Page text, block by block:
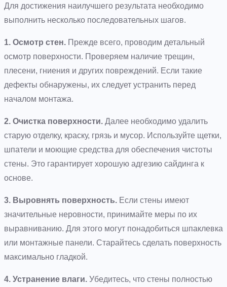
Для достижения наилучшего результата необходимо
выполнить несколько последовательных шагов.
1. Осмотр стен. Прежде всего, проводим детальный
осмотр поверхности. Проверяем наличие трещин,
плесени, гниения и других повреждений. Если такие
дефекты обнаружены, их следует устранить перед
началом монтажа.
2. Очистка поверхности. Далее необходимо удалить
старую отделку, краску, грязь и мусор. Используйте щетки,
шпатели и моющие средства для обеспечения чистоты
стены. Это гарантирует хорошую адгезию сайдинга к
основе.
3. Выровнять поверхность. Если стены имеют
значительные неровности, принимайте меры по их
выравниванию. Для этого могут понадобиться шпаклевка
или монтажные панели. Старайтесь сделать поверхность
максимально гладкой.
4. Устранение влаги. Убедитесь, что стены полностью